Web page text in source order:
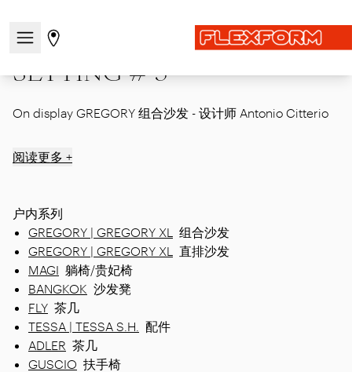
打开/关闭导航菜单
前往商店页面
Corporate Showroom | SETTING # 3
SETTING # 3
On display GREGORY 组合沙发 - 设计师 Antonio Citterio
阅读更多 +
户内系列
GREGORY | GREGORY XL
组合沙发
GREGORY | GREGORY XL
直排沙发
MAGI 躺椅/贵妃椅
BANGKOK 沙发凳
FLY 茶几
TESSA | TESSA S.H.
配件
ADLER 茶几
GUSCIO 扶手椅